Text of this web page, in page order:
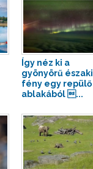
Így néz ki a
gyönyörű északi
fény egy repülő
ablakából ...